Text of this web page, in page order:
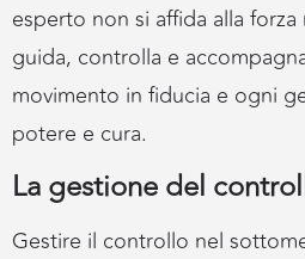
esperto non si affida alla
guida, controlla e
movimento in fiducia e ogni
potere e cura.
La gestione del
Gestire il controllo nel